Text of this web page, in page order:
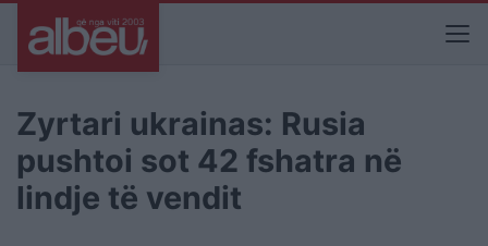
Zyrtari ukrainas: Rusia
pushtoi sot 42 fshatra në
lindje të vendit